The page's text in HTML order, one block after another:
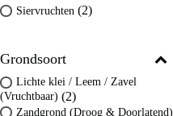
Siervruchten (2)
Grondsoort
Lichte klei / Leem / Zavel
(Vruchtbaar) (2)
Zandgrond (Droog & Doorlatend)